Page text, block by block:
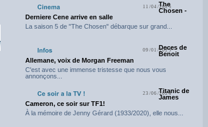
11/04/2025
The
Chosen -
Derniere Cene arrive en salle
La saison 5 de "The Chosen" débarque sur grand...
09/01/2025Deces de
Benoit
Allemane, voix de Morgan Freeman
C'est avec une immense tristesse que nous vous
annonçons...
23/06/2024Titanic de
James
Cameron, ce soir sur TF1!
À la mémoire de Jenny Gérard (1933/2020), elle nous...